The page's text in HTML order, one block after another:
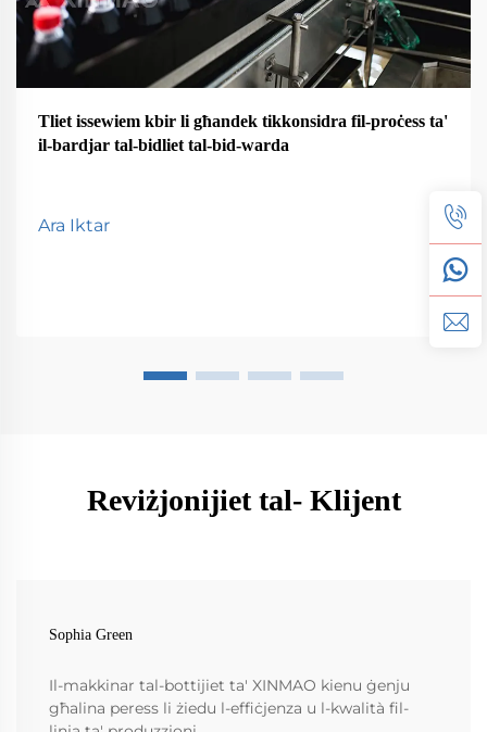
Tliet issewiem kbir li għandek tikkonsidra fil-proċess ta'
il-bardjar tal-bidliet tal-bid-warda
Ara Iktar
Reviżjonijiet tal- Klijent
Sophia Green
Il-makkinar tal-bottijiet ta' XINMAO kienu ġenju
għalina peress li żiedu l-effiċjenza u l-kwalità fil-